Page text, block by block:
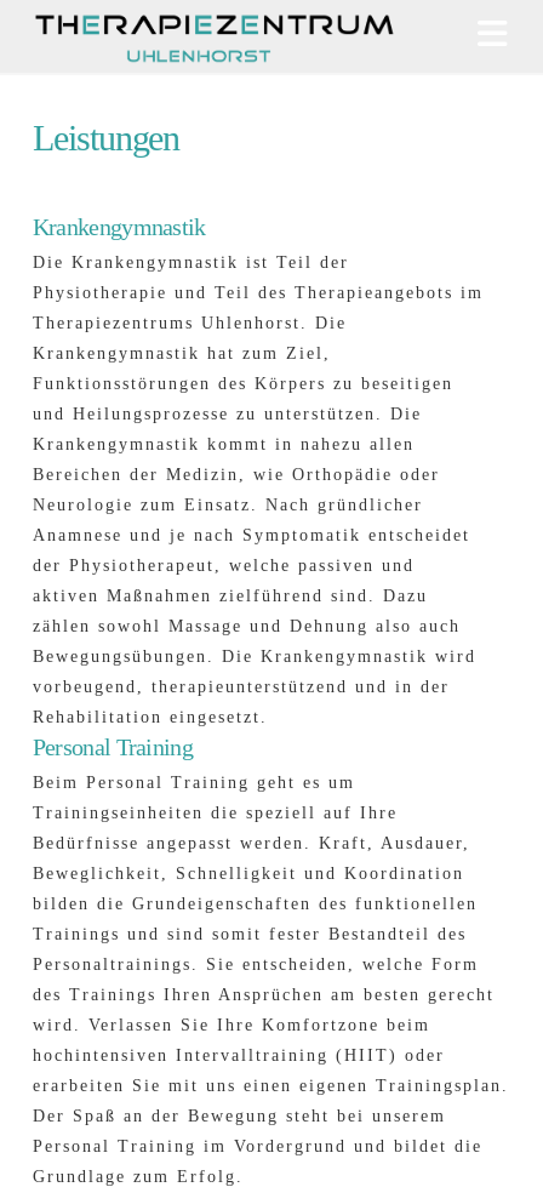
Leistungen
Krankengymnastik
Die Krankengymnastik ist Teil der
Physiotherapie und Teil des Therapieangebots im
Therapiezentrums Uhlenhorst. Die
Krankengymnastik hat zum Ziel,
Funktionsstörungen des Körpers zu beseitigen
und Heilungsprozesse zu unterstützen. Die
Krankengymnastik kommt in nahezu allen
Bereichen der Medizin, wie Orthopädie oder
Neurologie zum Einsatz. Nach gründlicher
Anamnese und je nach Symptomatik entscheidet
der Physiotherapeut, welche passiven und
aktiven Maßnahmen zielführend sind. Dazu
zählen sowohl Massage und Dehnung also auch
Bewegungsübungen. Die Krankengymnastik wird
vorbeugend, therapieunterstützend und in der
Rehabilitation eingesetzt.
Personal Training
Beim Personal Training geht es um
Trainingseinheiten die speziell auf Ihre
Bedürfnisse angepasst werden. Kraft, Ausdauer,
Beweglichkeit, Schnelligkeit und Koordination
bilden die Grundeigenschaften des funktionellen
Trainings und sind somit fester Bestandteil des
Personaltrainings. Sie entscheiden, welche Form
des Trainings Ihren Ansprüchen am besten gerecht
wird. Verlassen Sie Ihre Komfortzone beim
hochintensiven Intervalltraining (HIIT) oder
erarbeiten Sie mit uns einen eigenen Trainingsplan.
Der Spaß an der Bewegung steht bei unserem
Personal Training im Vordergrund und bildet die
Grundlage zum Erfolg.